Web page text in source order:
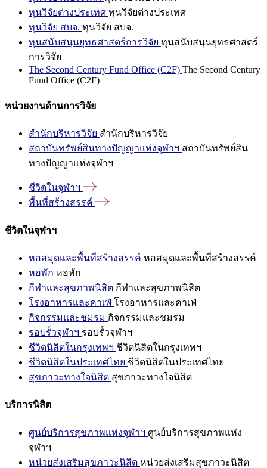
ทุนวิจัยต่างประเทศ ทุนวิจัยต่างประเทศ
ทุนวิจัย สบจ. ทุนวิจัย สบจ.
ทุนสนับสนุนยุทธศาสตร์การวิจัย ทุนสนับสนุนยุทธศาสตร์
การวิจัย
The Second Century Fund Office (C2F) The Second Century
Fund Office (C2F)
หน่วยงานด้านการวิจัย
สำนักบริหารวิจัย สำนักบริหารวิจัย
สถาบันทรัพย์สินทางปัญญาแห่งจุฬาฯ สถาบันทรัพย์สิน
ทางปัญญาแห่งจุฬาฯ
ชีวิตในจุฬาฯ
พื้นที่สร้างสรรค์
ชีวิตในจุฬาฯ
หอสมุดและพื้นที่สร้างสรรค์ หอสมุดและพื้นที่สร้างสรรค์
หอพัก หอพัก
กีฬาและสุขภาพนิสิต กีฬาและสุขภาพนิสิต
โรงอาหารและคาเฟ่ โรงอาหารและคาเฟ่
กิจกรรมและชมรม กิจกรรมและชมรม
รอบรั้วจุฬาฯ รอบรั้วจุฬาฯ
ชีวิตนิสิตในกรุงเทพฯ ชีวิตนิสิตในกรุงเทพฯ
ชีวิตนิสิตในประเทศไทย ชีวิตนิสิตในประเทศไทย
สุขภาวะทางใจนิสิต สุขภาวะทางใจนิสิต
บริการนิสิต
ศูนย์บริการสุขภาพแห่งจุฬาฯ ศูนย์บริการสุขภาพแห่ง
จุฬาฯ
หน่วยส่งเสริมสุขภาวะนิสิต หน่วยส่งเสริมสุขภาวะนิสิต